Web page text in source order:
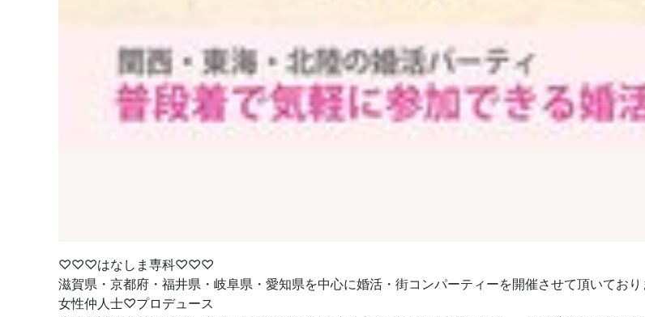
♡♡♡はなしま専科♡♡♡
滋賀県・京都府・福井県・岐阜県・愛知県を中心に婚活・街コンパーティーを開催させて頂いており
女性仲人士♡プロデュース